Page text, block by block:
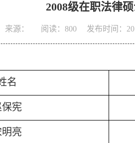
2008级在职法律
来源： 阅读：800 发布时间：
名
保宪
明亮